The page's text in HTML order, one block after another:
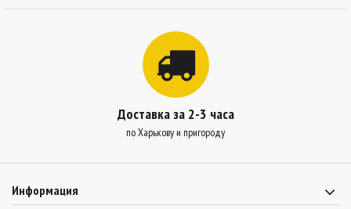
Доставка за 2-3 часа
по Харькову и пригороду
Информация